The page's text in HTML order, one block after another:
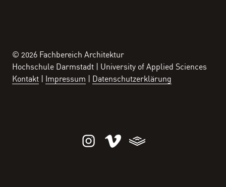
© 2026 Fachbereich Architektur
Hochschule Darmstadt | University of Applied Sciences
Kontakt
Impressum Datenschutzerklärung